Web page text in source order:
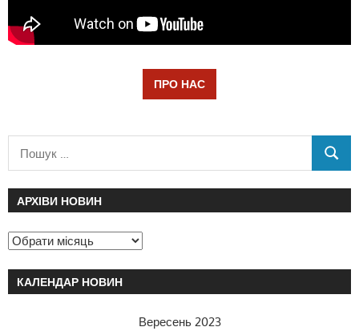
ПРО НАС
АРХІВИ НОВИН
КАЛЕНДАР НОВИН
Вересень 2023